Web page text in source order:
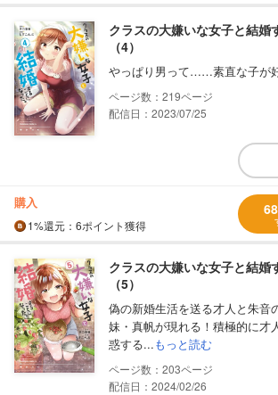
クラスの大嫌いな女子と結婚
（4）
やっぱり男って……素直な子が
219
配信日：2023/07/25
購入
1%還元 ：6ポイント獲得
クラスの大嫌いな女子と結婚
（5）
偽の新婚生活を送る才人と朱音
妹・真帆が現れる！積極的に才
惑する...もっと読む
203
配信日：2024/02/26